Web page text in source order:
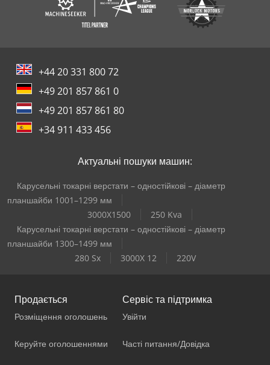
+44 20 331 800 72
+49 201 857 861 0
+49 201 857 861 80
+34 911 433 456
Актуальні пошуки машин:
Карусельні токарні верстати – одностійкові – діаметр
планшайби 1001–1299 мм
3000X1500
250 Kva
Карусельні токарні верстати – одностійкові – діаметр
планшайби 1300–1499 мм
280 Sx
3000X 12 220V
Продається
Розміщення оголошень
Керуйте оголошеннями
Сервіс та підтримка
Увійти
Часті питання/Довідка